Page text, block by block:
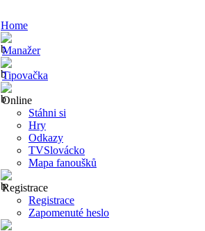
Home
Manažer
Tipovačka
Online
Stáhni si
Hry
Odkazy
TVSlovácko
Mapa fanoušků
Registrace
Registrace
Zapomenuté heslo